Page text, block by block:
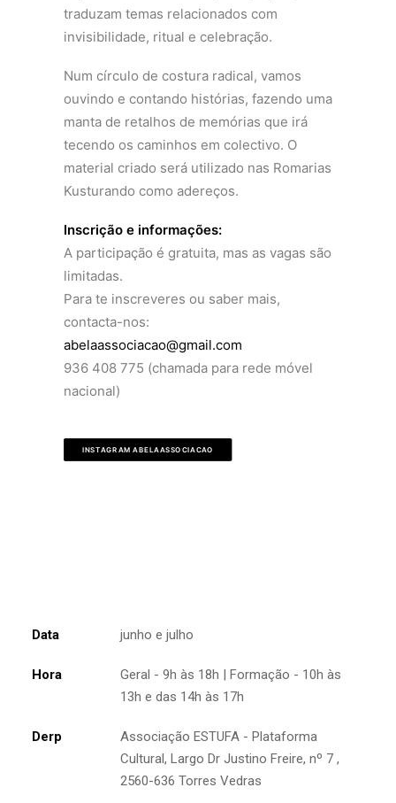
traduzam temas relacionados com
invisibilidade, ritual e celebração.
Num círculo de costura radical, vamos
ouvindo e contando histórias, fazendo uma
manta de retalhos de memórias que irá
tecendo os caminhos em colectivo. O
material criado será utilizado nas Romarias
Kusturando como adereços.
Inscrição e informações:
A participação é gratuita, mas as vagas são
limitadas.
Para te inscreveres ou saber mais,
contacta-nos:
abelaassociacao@gmail.com
936 408 775 (chamada para rede móvel
nacional)
INSTAGRAM ABELAASSOCIACAO
Data junho e julho
Hora
Geral - 9h às 18h | Formação - 10h às
13h e das 14h às 17h
Derp
Associação ESTUFA - Plataforma
Cultural, Largo Dr Justino Freire, nº 7 ,
2560-636 Torres Vedras